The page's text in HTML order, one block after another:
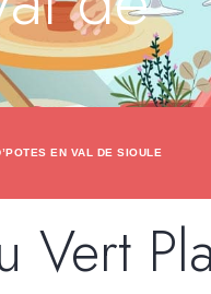
EN VAL DE SIOULE
Vert